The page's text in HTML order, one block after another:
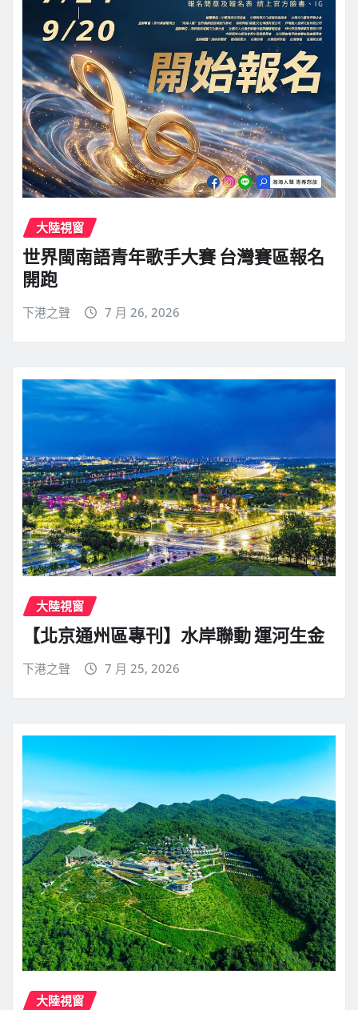
大陸視窗
世界閩南語青年歌手大賽 台灣賽區報名
開跑
下港之聲 7 月 26, 2026
大陸視窗
【北京通州區專刊】水岸聯動 運河生金
下港之聲 7 月 25, 2026
大陸視窗